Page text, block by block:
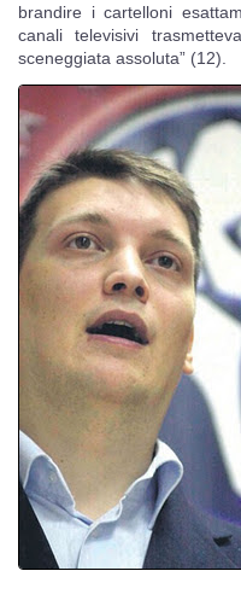
brandire i cartelloni
canali televisivi
sceneggiata assoluta” (12).